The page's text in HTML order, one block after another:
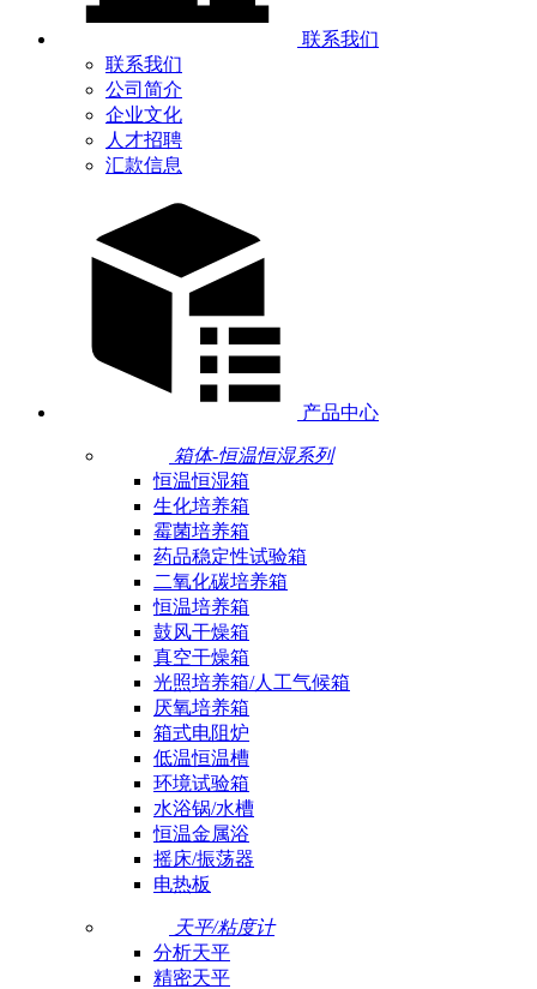
联系我们
联系我们
公司简介
企业文化
人才招聘
汇款信息
产品中心
箱体-恒温恒湿系列
恒温恒湿箱
生化培养箱
霉菌培养箱
药品稳定性试验箱
二氧化碳培养箱
恒温培养箱
鼓风干燥箱
真空干燥箱
光照培养箱/人工气候箱
厌氧培养箱
箱式电阻炉
低温恒温槽
环境试验箱
水浴锅/水槽
恒温金属浴
摇床/振荡器
电热板
天平/粘度计
分析天平
精密天平